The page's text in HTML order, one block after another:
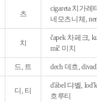
츠
cigareta 치가레
네모츠니체,
치
čapek 차페크,
míč 미치
드, 트 dech 데흐,
디, 티
d'ábel 댜벨,
흐루티